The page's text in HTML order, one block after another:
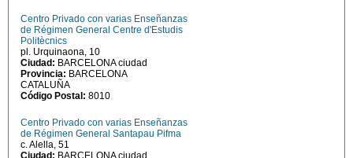
Centro Privado con varias Enseñanzas
de Régimen General Centre d'Estudis
Politècnics
pl. Urquinaona, 10
Ciudad: BARCELONA ciudad
Provincia: BARCELONA
CATALUÑA
Código Postal: 8010
Centro Privado con varias Enseñanzas
de Régimen General Santapau Pifma
c. Alella, 51